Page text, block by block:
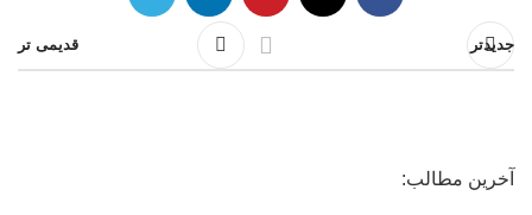
جدیدتر قدیمی تر
آخرین مطالب: